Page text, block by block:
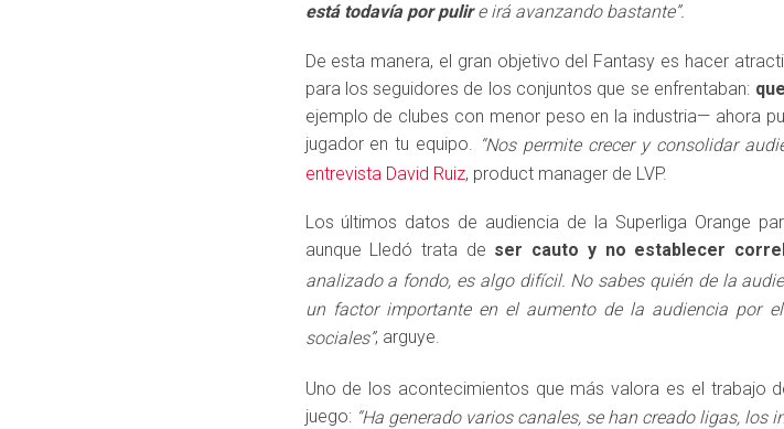
está todavía por pulire irá avanzando bastante”.
De esta manera, el gran objetivo del Fantasy es hacer
para los seguidores de los conjuntos que se enfrentaban:
ejemplo de clubes con menor peso en la industria— ahora
jugador en tu equipo. “Nos permite crecer y consolidar
entrevista David Ruiz, product manager de LVP.
Los últimos datos de audiencia de la Superliga Orange
aunque Lledó trata de ser cauto y no establecer
analizado a fondo, es algo difícil. No sabes quién de la
un factor importante en el aumento de la audiencia por
sociales”, arguye.
Uno de los acontecimientos que más valora es el trabajo
juego: “Ha generado varios canales, se han creado ligas, los